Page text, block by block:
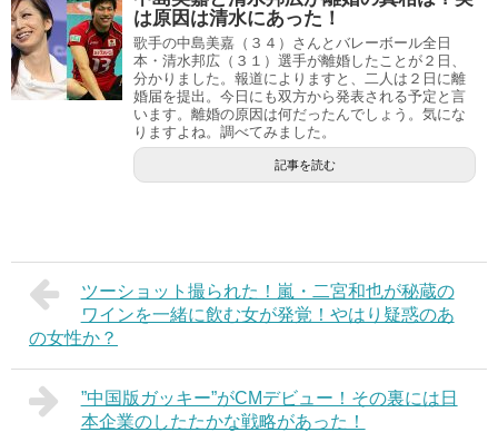
は原因は清水にあった！
歌手の中島美嘉（３４）さんとバレーボール全日
本・清水邦広（３１）選手が離婚したことが２日、
分かりました。報道によりますと、二人は２日に離
婚届を提出。今日にも双方から発表される予定と言
います。離婚の原因は何だったんでしょう。気にな
りますよね。調べてみました。
記事を読む
ツーショット撮られた！嵐・二宮和也が秘蔵の
ワインを一緒に飲む女が発覚！やはり疑惑のあ
の女性か？
”中国版ガッキー”がCMデビュー！その裏には日
本企業のしたたかな戦略があった！